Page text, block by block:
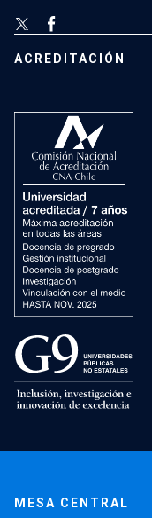
ACREDITACIÓN
MESA CENTRAL